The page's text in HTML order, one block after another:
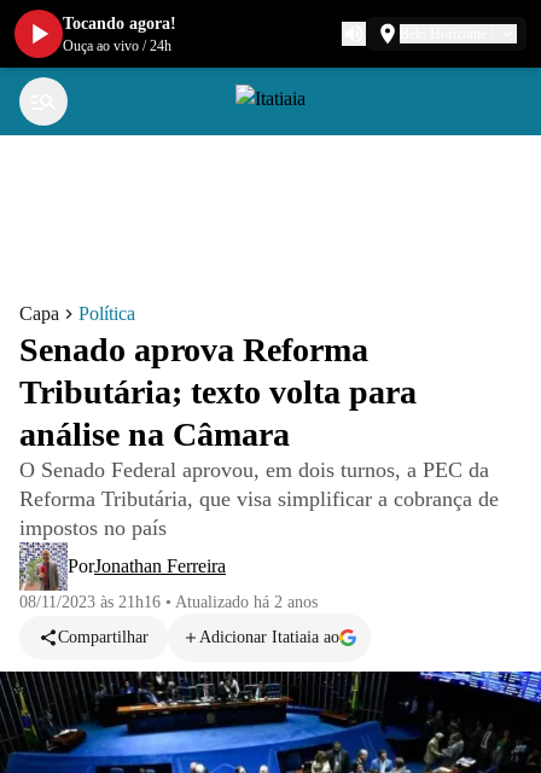
Capa Política
Senado aprova Reforma
Tributária; texto volta para
análise na Câmara
O Senado Federal aprovou, em dois turnos, a PEC da
Reforma Tributária, que visa simplificar a cobrança de
impostos no país
PorJonathan Ferreira
08/11/2023 às 21h16 • Atualizado há 2 anos
Compartilhar
Adicionar Itatiaia ao
Tocando agora!
Ouça ao vivo /24h